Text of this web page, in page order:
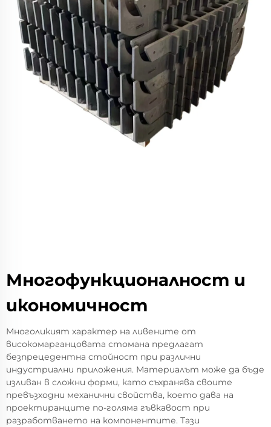
Многофункционалност и
икономичност
Многоликият характер на ливените от
високомарганцовата стомана предлагат
безпрецедентна стойност при различни
индустриални приложения. Материалът може да бъде
изливан в сложни форми, като съхранява своите
превъзходни механични свойства, което дава на
проектиранците по-голяма гъвкавост при
разработването на компонентите. Тази